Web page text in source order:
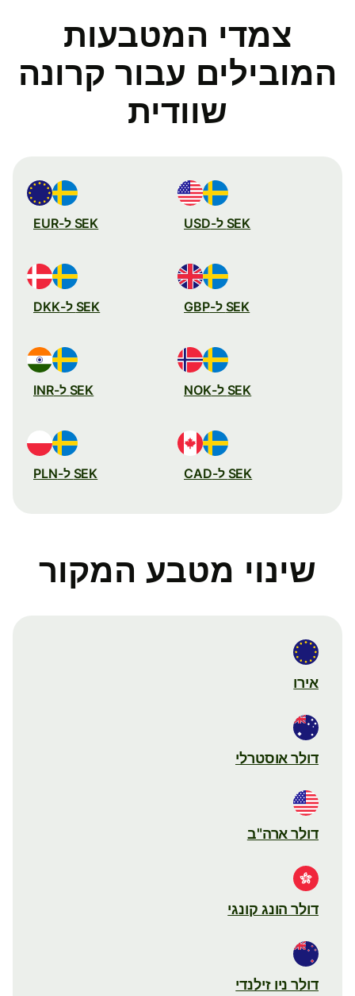
צמדי המטבעות
המובילים עבור קרונה
שוודית
SEK ל-USD SEK ל-EUR
SEK ל-GBP SEK ל-DKK
SEK ל-NOK SEK ל-INR
SEK ל-CAD SEK ל-PLN
שינוי מטבע המקור
אירו
דולר אוסטרלי
דולר ארה"ב
דולר הונג קונגי
דולר ניו זילנדי